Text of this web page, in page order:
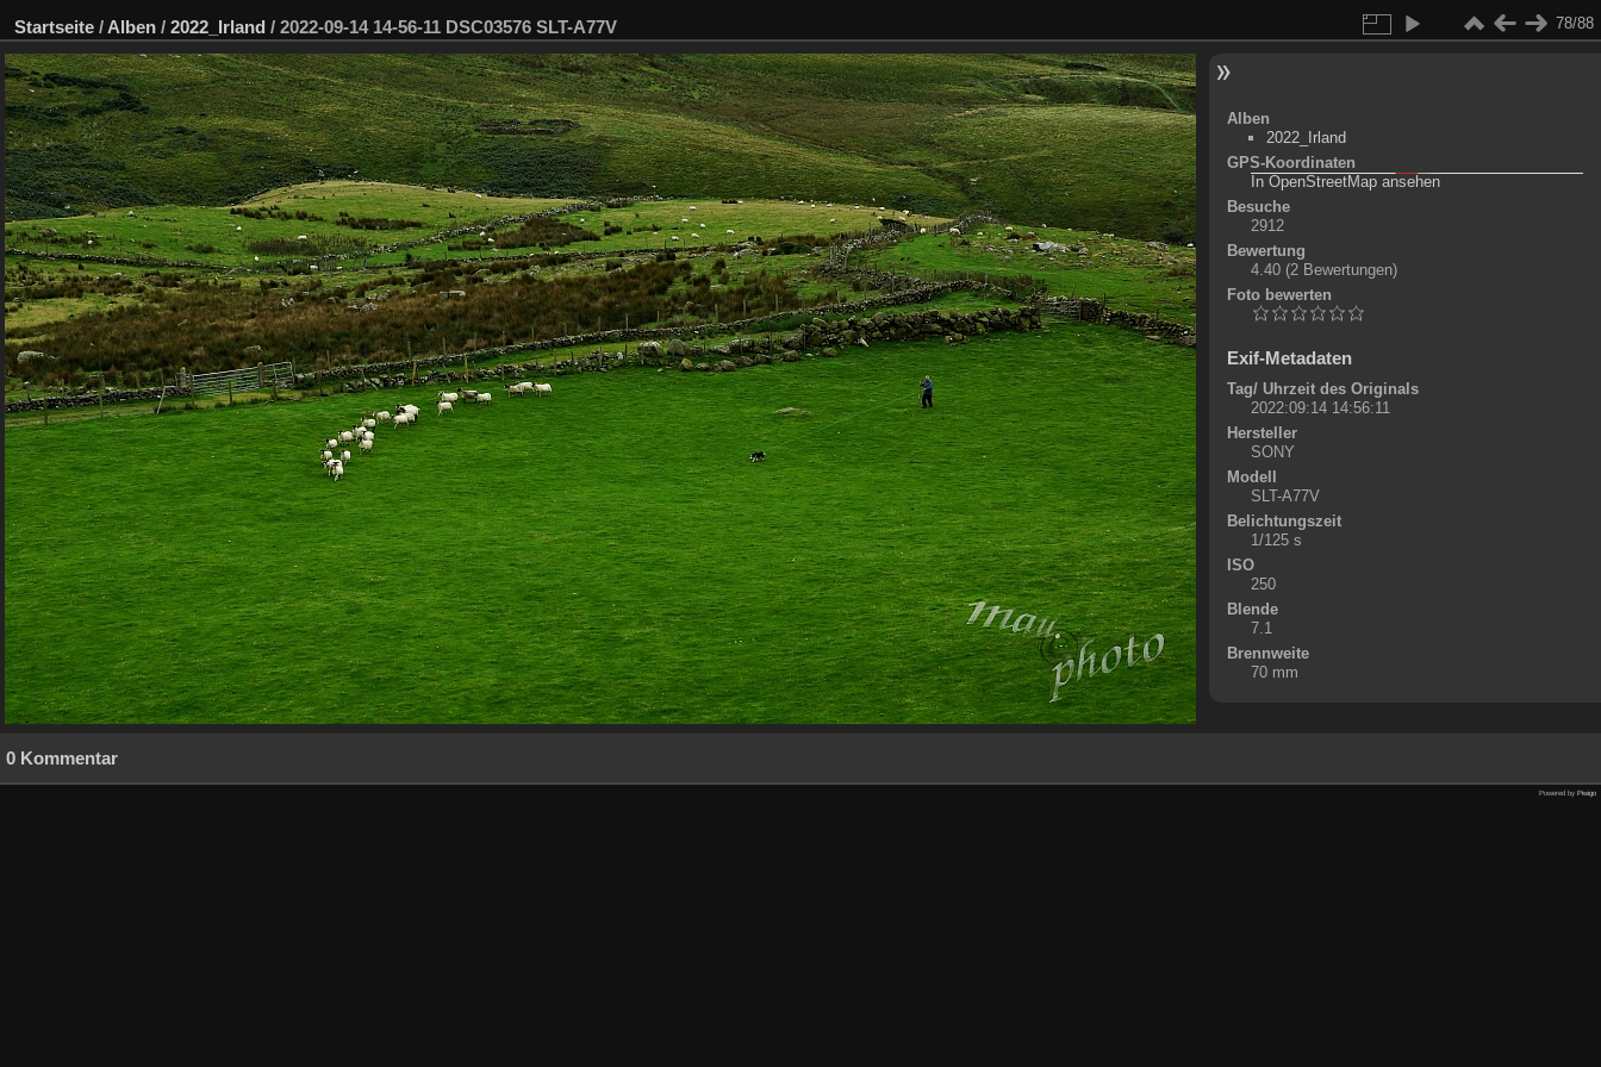
Startseite / Alben / 2022_Irland / 2022-09-14 14-56-11 DSC03576 SLT-A77V 78/88
Alben
2022_Irland
GPS-Koordinaten
+
-
©
In OpenStreetMap ansehen
Besuche
2912
Bewertung
4.40 (2 Bewertungen)
Foto bewerten
Exif-Metadaten
Tag/ Uhrzeit des Originals
2022:09:14 14:56:11
Hersteller
SONY
Modell
SLT-A77V
Belichtungszeit
1/125 s
ISO
250
Blende
7.1
Brennweite
70 mm
0 Kommentar
Powered by Piwigo